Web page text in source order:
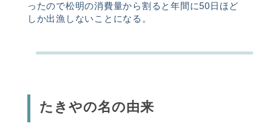
ったので松明の消費量から割ると年間に50日ほど
しか出漁しないことになる。
たきやの名の由来